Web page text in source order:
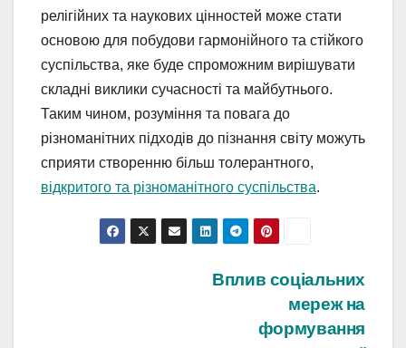
релігійних та наукових цінностей може стати
основою для побудови гармонійного та стійкого
суспільства, яке буде спроможним вирішувати
складні виклики сучасності та майбутнього.
Таким чином, розуміння та повага до
різноманітних підходів до пізнання світу можуть
сприяти створенню більш толерантного,
відкритого та різноманітного суспільства.
Вплив соціальних
мереж на
формування